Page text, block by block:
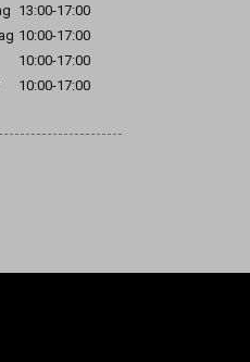
13:00-17:00
10:00-17:00
10:00-17:00
10:00-17:00